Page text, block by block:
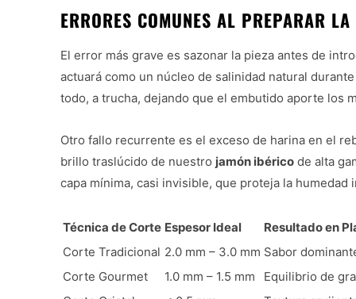
ERRORES COMUNES AL PREPARAR
El error más grave es sazonar la pieza antes de
actuará como un núcleo de salinidad natural
todo, a trucha, dejando que el embutido aporte los
Otro fallo recurrente es el exceso de harina en el
brillo traslúcido de nuestro jamón ibérico de alta
capa mínima, casi invisible, que proteja la
Técnica de Corte Espesor Ideal
Resultado en
Corte Tradicional 2.0 mm – 3.0 mm Sabor
Corte Gourmet
1.0 mm – 1.5 mm
Equilibrio de